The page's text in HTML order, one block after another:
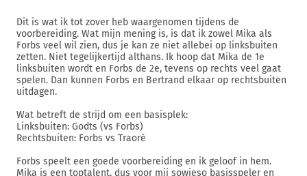
Dit is wat ik tot zover heb waargenomen tijdens de
voorbereiding. Wat mijn mening is, is dat ik zowel Mika als
Forbs veel wil zien, dus je kan ze niet allebei op linksbuiten
zetten. Niet tegelijkertijd althans. Ik hoop dat Mika de 1e
linksbuiten wordt en Forbs de 2e, tevens op rechts veel gaat
spelen. Dan kunnen Forbs en Bertrand elkaar op rechtsbuiten
uitdagen.
Wat betreft de strijd om een basisplek:
Linksbuiten: Godts (vs Forbs)
Rechtsbuiten: Forbs vs Traoré
Forbs speelt een goede voorbereiding en ik geloof in hem.
Mika is een toptalent, dus voor mij sowieso basisspeler en